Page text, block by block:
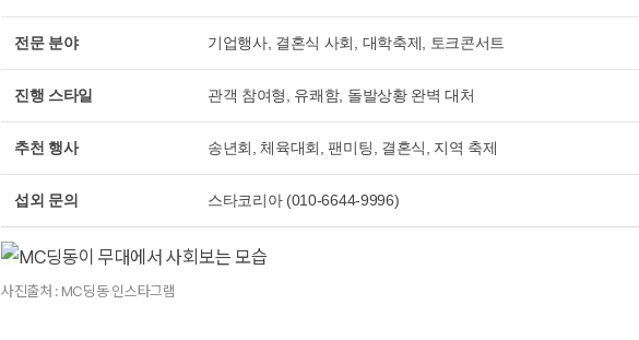
전문 분야 기업행사, 결혼식 사회, 대학축제, 토크콘서트
진행 스타일 관객 참여형, 유쾌함, 돌발상황 완벽 대처
추천 행사 송년회, 체육대회, 팬미팅, 결혼식, 지역 축제
섭외 문의 스타코리아 (010-6644-9996)
사진출처 : MC딩동 인스타그램